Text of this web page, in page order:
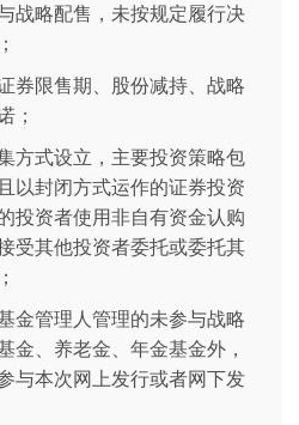
战略配售，未按规定履行决
券限售期、股份减持、战略
；
方式设立，主要投资策略包
以封闭方式运作的证券投资
投资者使用非自有资金认购
受其他投资者委托或委托其
金管理人管理的未参与战略
金、养老金、年金基金外，
与本次网上发行或者网下发